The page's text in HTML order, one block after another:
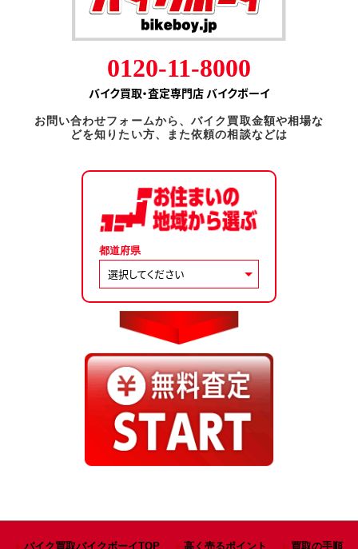
0120-11-8000
バイク買取・査定専門店 バイクボーイ
お問い合わせフォームから、バイク買取金額や相場な
どを知りたい方、また依頼の相談などは
都道府県
バイク買取バイクボーイTOP 高く売るポイント 買取の手順